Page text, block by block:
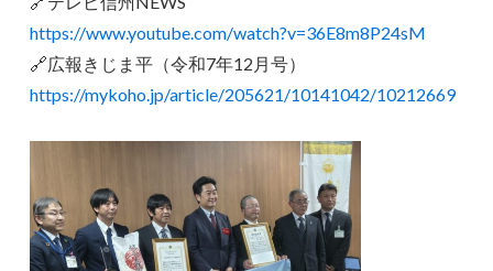
https://www.youtube.com/watch?v=36E8m8P24sM
🔗広報きじま平（令和7年12月号）
https://mykoho.jp/article/205621/10141042/10212669